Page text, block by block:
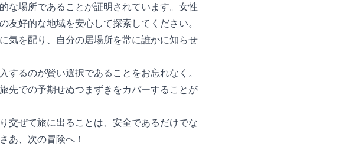
な場所であることが証明されています。女性
好的な地域を安心して探索してください。
気を配り、自分の居場所を常に誰かに知らせ
るのが賢い選択であることをお忘れなく。
先での予期せぬつまずきをカバーすることが
交ぜて旅に出ることは、安全であるだけでな
あ、次の冒険へ！